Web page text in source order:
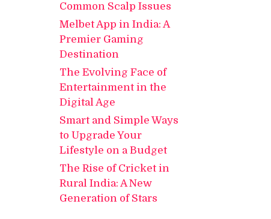
Common Scalp Issues
Melbet App in India: A
Premier Gaming
Destination
The Evolving Face of
Entertainment in the
Digital Age
Smart and Simple Ways
to Upgrade Your
Lifestyle on a Budget
The Rise of Cricket in
Rural India: A New
Generation of Stars